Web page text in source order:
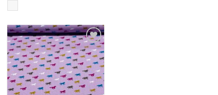
Auf die
Wunschliste